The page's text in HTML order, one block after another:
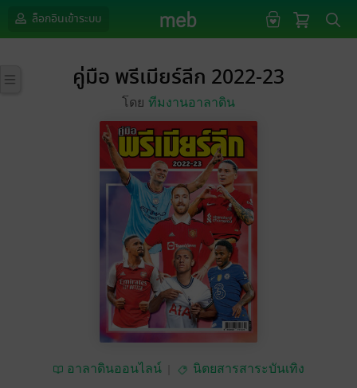
ล็อกอินเข้าระบบ
คู่มือ พรีเมียร์ลีก 2022-23
โดย ทีมงานอาลาดิน
อาลาดินออนไลน์ นิตยสารสาระบันเทิง